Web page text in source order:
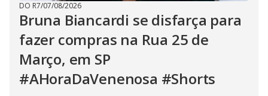
DO R7/07/08/2026
Bruna Biancardi se disfarça para
fazer compras na Rua 25 de
Março, em SP
#AHoraDaVenenosa #Shorts